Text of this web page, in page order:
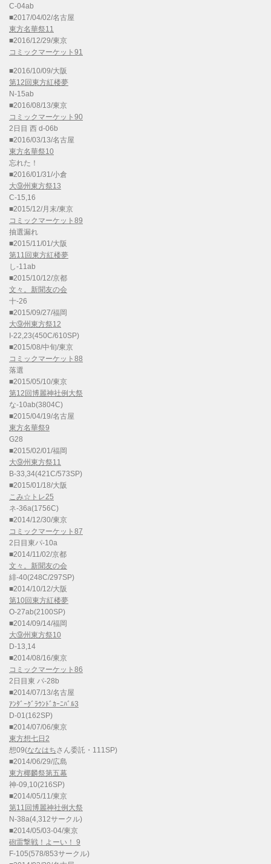
C-04ab
■2017/04/02/名古屋
東方名華祭11
■2016/12/29/東京
コミックマーケット91
■2016/10/09/大阪
第12回東方紅楼夢
N-15ab
■2016/08/13/東京
コミックマーケット90
2日目 西 d-06b
■2016/03/13/名古屋
東方名華祭10
忘れた！
■2016/01/31/小倉
大⑨州東方祭13
C-15,16
■2015/12/月末/東京
コミックマーケット89
抽選漏れ
■2015/11/01/大阪
第11回東方紅楼夢
し-11ab
■2015/10/12/京都
文々。新聞友の会
十-26
■2015/09/27/福岡
大⑨州東方祭12
I-22,23(450C/610SP)
■2015/08/中旬/東京
コミックマーケット88
落選
■2015/05/10/東京
第12回博麗神社例大祭
な-10ab(3804C)
■2015/04/19/名古屋
東方名華祭9
G28
■2015/02/01/福岡
大⑨州東方祭11
B-33,34(421C/573SP)
■2015/01/18/大阪
こみ☆トレ25
ネ-36a(1756C)
■2014/12/30/東京
コミックマーケット87
2日目東パ-10a
■2014/11/02/京都
文々。新聞友の会
緋-40(248C/297SP)
■2014/10/12/大阪
第10回東方紅楼夢
O-27ab(2100SP)
■2014/09/14/福岡
大⑨州東方祭10
D-13,14
■2014/08/16/東京
コミックマーケット86
2日目東 パ-28b
■2014/07/13/名古屋
ｱﾝﾀﾞｰｸﾞﾗｳﾝﾄﾞｶｰﾆﾊﾞﾙ3
D-01(162SP)
■2014/07/06/東京
東方想七日2
想09(ななはちさん委託・111SP)
■2014/06/29/広島
東方椰麟祭第五幕
神-09,10(216SP)
■2014/05/11/東京
第11回博麗神社例大祭
N-38a(4,312サークル)
■2014/05/03-04/東京
砲雷撃戦！よーい！ 9
F-105(578/853サークル)